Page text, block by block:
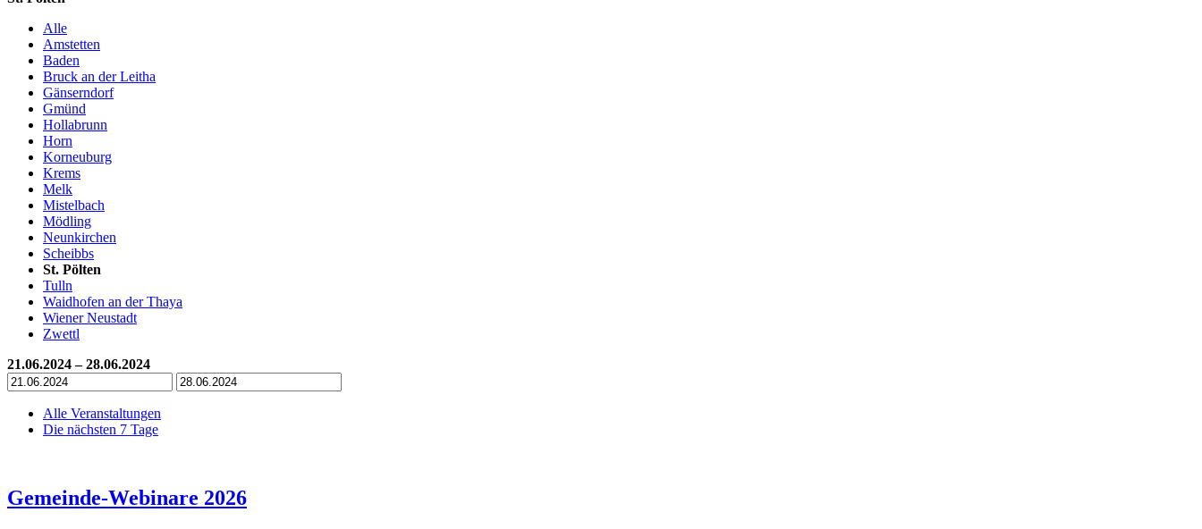
Alle
Amstetten
Baden
Bruck an der Leitha
Gänserndorf
Gmünd
Hollabrunn
Horn
Korneuburg
Krems
Melk
Mistelbach
Mödling
Neunkirchen
Scheibbs
St. Pölten
Tulln
Waidhofen an der Thaya
Wiener Neustadt
Zwettl
21.06.2024 – 28.06.2024
Alle Veranstaltungen
Die nächsten 7 Tage
Gemeinde-Webinare 2026